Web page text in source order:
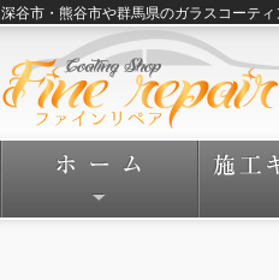
深谷市・熊谷市や群馬県のガラスコーテ